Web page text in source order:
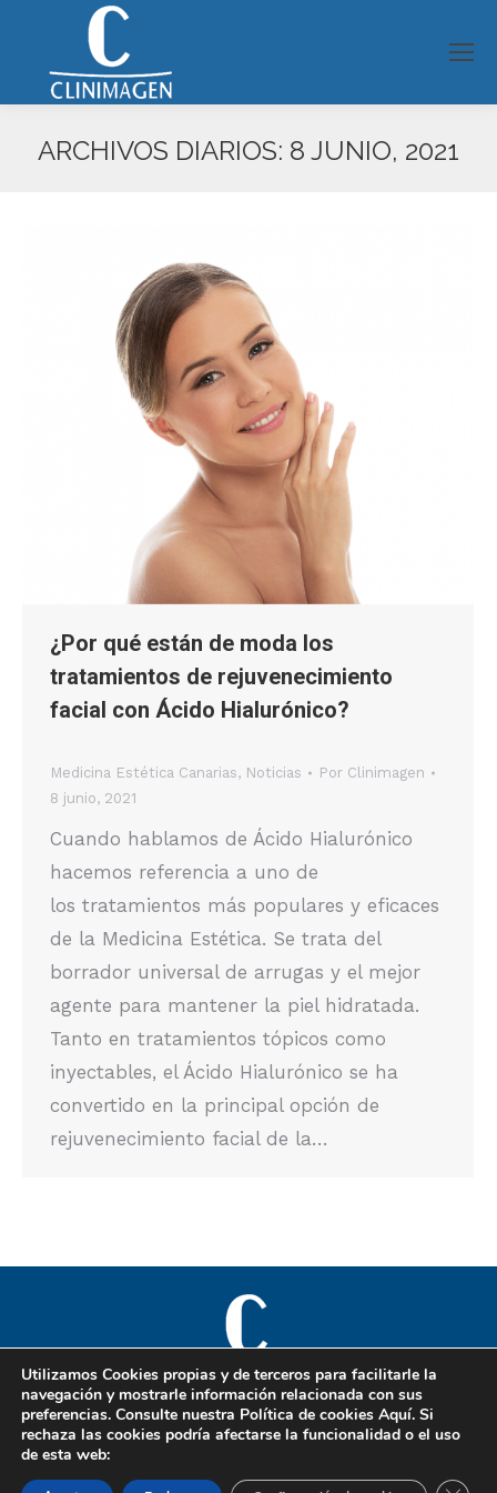
ARCHIVOS DIARIOS: 8 JUNIO, 2021
¿Por qué están de moda los
tratamientos de rejuvenecimiento
facial con Ácido Hialurónico?
Medicina Estética Canarias, Noticias Por Clinimagen
8 junio, 2021
Cuando hablamos de Ácido Hialurónico
hacemos referencia a uno de
los tratamientos más populares y eficaces
de la Medicina Estética. Se trata del
borrador universal de arrugas y el mejor
agente para mantener la piel hidratada.
Tanto en tratamientos tópicos como
inyectables, el Ácido Hialurónico se ha
convertido en la principal opción de
rejuvenecimiento facial de la…
Copyright © 2025 Clinimagen, especialistas en cirugía plástica,
estética y reparadora. Todos los derechos reservados.
Utilizamos Cookies propias y de terceros para facilitarle la
navegación y mostrarle información relacionada con sus
preferencias. Consulte nuestra Política de cookies Aquí. Si
rechaza las cookies podría afectarse la funcionalidad o el uso
de esta web: